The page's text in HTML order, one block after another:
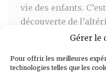
Gérer le
Pour offrir les meilleures
technologies telles que les
vie des enfants.
découverte de